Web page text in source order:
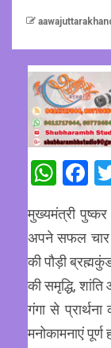
मुख्यमंत्री
अपने सफल चार
की पौड़ी
की समृद्धि,
गंगा से
मनोकामनाएं पूर्ण